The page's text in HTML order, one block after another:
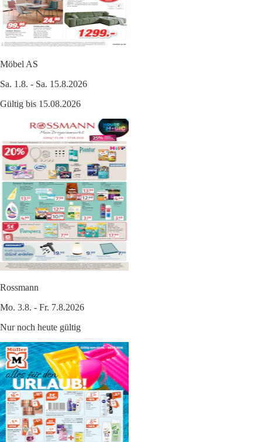
Möbel AS
Sa. 1.8. - Sa. 15.8.2026
Gültig bis 15.08.2026
Rossmann
Mo. 3.8. - Fr. 7.8.2026
Nur noch heute gültig